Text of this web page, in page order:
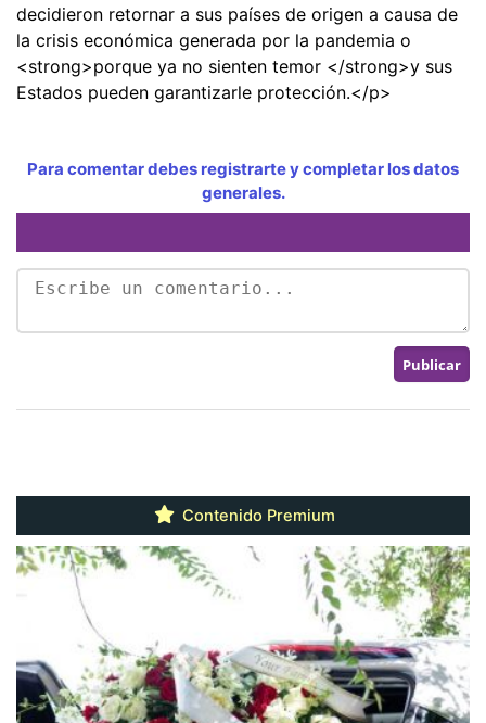
decidieron retornar a sus países de origen a causa de
la crisis económica generada por la pandemia o
<strong>porque ya no sienten temor </strong>y sus
Estados pueden garantizarle protección.</p>
Para comentar debes registrarte y completar los datos
generales.
Contenido Premium